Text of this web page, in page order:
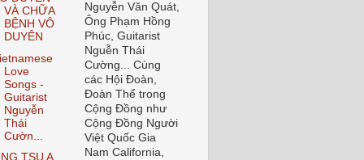
VÀ CHỮA
BỆNH VÔ
DUYÊN
Love
Songs -
Guitarist
Nguyễn
Thái
Cườn...
TSU A
Nguyễn Văn Quát,
Ông Phạm Hồng
Phúc, Guitarist
Nguễn Thái
Cường... Cùng
các Hội Đoàn,
Đoàn Thể trong
Cộng Đồng như
Cộng Đồng Người
Việt Quốc Gia
Nam California,